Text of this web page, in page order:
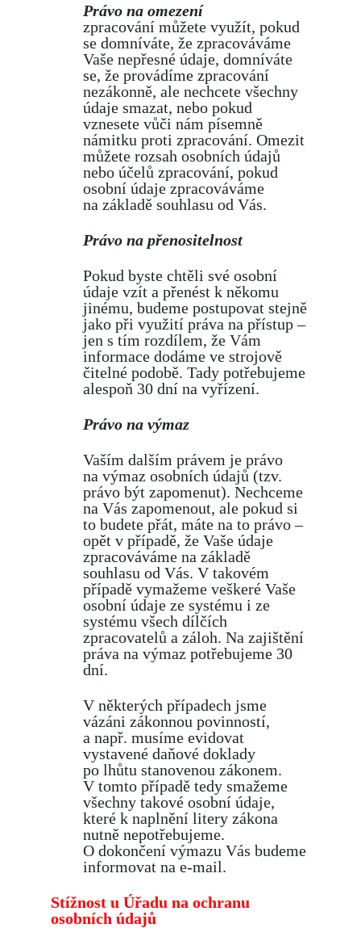
Právo na omezení
zpracování můžete využít, pokud
se domníváte, že zpracováváme
Vaše nepřesné údaje, domníváte
se, že provádíme zpracování
nezákonně, ale nechcete všechny
údaje smazat, nebo pokud
vznesete vůči nám písemně
námitku proti zpracování. Omezit
můžete rozsah osobních údajů
nebo účelů zpracování, pokud
osobní údaje zpracováváme
na základě souhlasu od Vás.
Právo na přenositelnost
Pokud byste chtěli své osobní
údaje vzít a přenést k někomu
jinému, budeme postupovat stejně
jako při využití práva na přístup –
jen s tím rozdílem, že Vám
informace dodáme ve strojově
čitelné podobě. Tady potřebujeme
alespoň 30 dní na vyřízení.
Právo na výmaz
Vaším dalším právem je právo
na výmaz osobních údajů (tzv.
právo být zapomenut). Nechceme
na Vás zapomenout, ale pokud si
to budete přát, máte na to právo –
opět v případě, že Vaše údaje
zpracováváme na základě
souhlasu od Vás. V takovém
případě vymažeme veškeré Vaše
osobní údaje ze systému i ze
systému všech dílčích
zpracovatelů a záloh. Na zajištění
práva na výmaz potřebujeme 30
dní.
V některých případech jsme
vázáni zákonnou povinností,
a např. musíme evidovat
vystavené daňové doklady
po lhůtu stanovenou zákonem.
V tomto případě tedy smažeme
všechny takové osobní údaje,
které k naplnění litery zákona
nutně nepotřebujeme.
O dokončení výmazu Vás budeme
informovat na e-mail.
Stížnost u Úřadu na ochranu
osobních údajů